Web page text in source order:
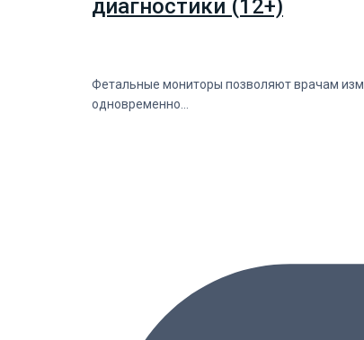
диагностики (12+)
Фетальные мониторы позволяют врачам
одновременно…